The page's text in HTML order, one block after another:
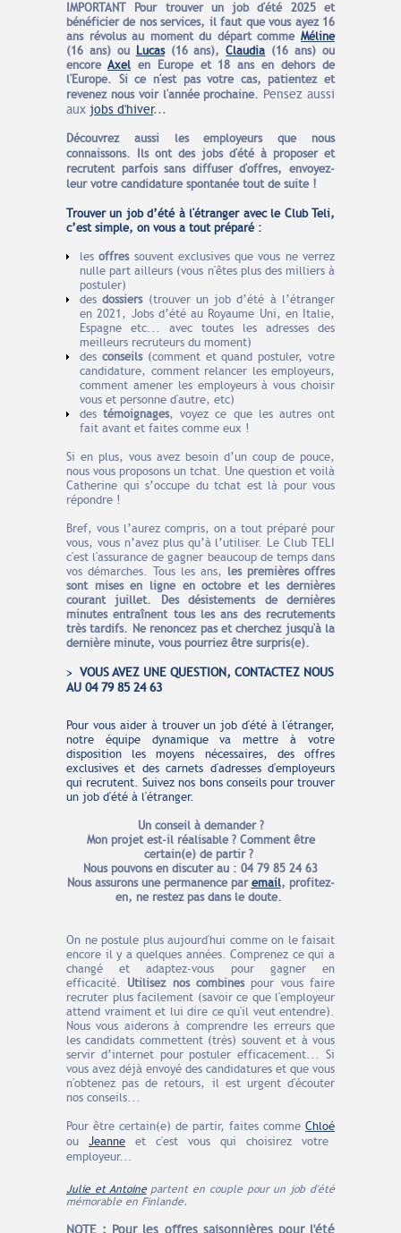
IMPORTANT Pour trouver un job d'été 2025 et
bénéficier de nos services, il faut que vous ayez 16
ans révolus au moment du départcommeMéline
(16 ans) ou Lucas(16 ans),Claudia (16 ans) ou
encore Axelen Europe et 18 ans en dehors de
l'Europe. Si ce n'est pas votre cas, patientez et
revenez nous voir l'année prochaine. Pensez aussi
aux jobs d'hiver...
Découvrez aussi les employeurs que nous
connaissons. Ils ont des jobs d'été à proposer et
recrutent parfois sans diffuser d'offres, envoyez-
leur votre candidature spontanée tout de suite !
Trouver un job d’été à l'étranger avec le Club Teli,
c’est simple, on vous a tout préparé :
lesoffressouvent exclusives que vous ne verrez
nulle part ailleurs (vous n'êtes plus des milliers à
postuler)
desdossiers(trouver un job d’été à l’étranger
en 2021, Jobs d’été au Royaume Uni, en Italie,
Espagne etc... avec toutes les adresses des
meilleurs recruteurs du moment)
des conseils(comment et quand postuler, votre
candidature, comment relancer les employeurs,
comment amener les employeurs à vous choisir
vous et personne d'autre, etc)
destémoignages, voyez ce que les autres ont
fait avant et faites comme eux !
Si en plus, vous avez besoin d’un coup de pouce,
nous vous proposons un tchat. Une question et voilà
Catherine qui s’occupe du tchat est là pour vous
répondre !
Bref, vous l’aurez compris, on a tout préparé pour
vous, vous n’avez plus qu’à l’utiliser. Le Club TELI
c'est l'assurance de gagner beaucoup de temps dans
vos démarches. Tous les ans, les premières offres
sont mises en ligne en octobre et les dernières
courant juillet. Des désistements de dernières
minutes entraînent tous les ans des recrutements
très tardifs. Ne renoncez pas et cherchez jusqu'à la
dernière minute, vous pourriez être surpris(e).
VOUS AVEZ UNE QUESTION, CONTACTEZ NOUS
AU 04 79 85 24 63
Pour vous aider à trouver un job d'été à l'étranger,
notre équipe dynamique va mettre à votre
disposition les moyens nécessaires, des offres
exclusives et des carnets d'adresses d'employeurs
qui recrutent. Suivez nos bons conseils pour trouver
un job d'été à l'étranger.
Un conseil à demander ?
Mon projet est-il réalisable ? Comment être
certain(e) de partir ?
Nous pouvons en discuter au : 04 79 85 24 63
Nous assurons une permanence paremail, profitez-
en, ne restez pas dans le doute.
On ne postule plus aujourd'hui comme on le faisait
encore il y a quelques années. Comprenez ce qui a
changé et adaptez-vous pour gagner en
efficacité. Utilisez nos combinespour vous faire
recruter plus facilement (savoir ce que l'employeur
attend vraiment et lui dire ce qu'il veut entendre).
Nous vous aiderons à comprendre les erreurs que
les candidats commettent (très) souvent et à vous
servir d’internet pour postuler efficacement... Si
vous avez déjà envoyé des candidatures et que vous
n'obtenez pas de retours, il est urgent d'écouter
nos conseils...
Pour être certain(e) de partir, faites comme Chloé
ou Jeanne et c'est vous qui choisirez votre
employeur...
Julie et Antoinepartent en couple pour un job d'été
mémorable en Finlande.
NOTE : Pour les offres saisonnières pour l'été